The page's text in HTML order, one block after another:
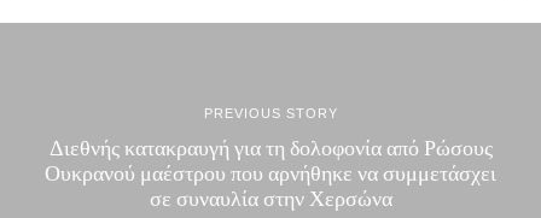
PREVIOUS STORY
Διεθνής κατακραυγή για τη δολοφονία από Ρώσους
Ουκρανού μαέστρου που αρνήθηκε να συμμετάσχει
σε συναυλία στην Χερσώνα